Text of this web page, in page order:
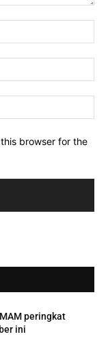
browser for the
peringkat
ini